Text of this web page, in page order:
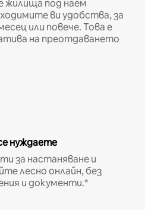
жилища под наем
ви удобства, за
или повече. Това е
на преотдаването
нуждаете
за настаняване и
лесно онлайн, без
и документи.*